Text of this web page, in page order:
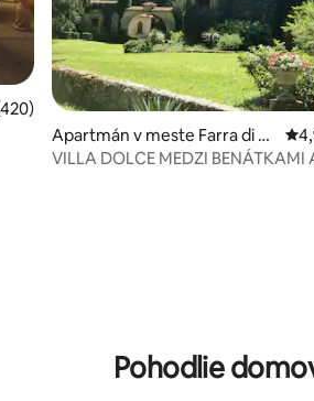
ohodnotenie 4,91 z 5, počet
Apartmán v meste Farra di So
ligo
VILLA DOLCE MEDZI BENÁTKAMI
Pohodlie